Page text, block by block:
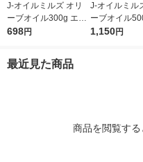
J-オイルミルズ オリ
ーブオイル300g エキ
ストラバージン スペ
L
698円
J-オイルミル
ーブオイル
ストラバージ
1,150円
最近見た商品
商品を閲覧す